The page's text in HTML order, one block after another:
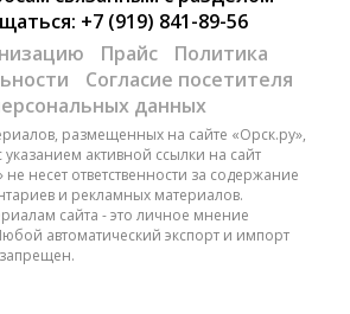
+7 (919) 841-89-56
Прайс
Политика
Согласие посетителя
данных
размещенных на сайте «Орск.ру»,
указанием активной ссылки на сайт
несет ответственности за содержание
и рекламных материалов.
сайта - это личное мнение
автоматический экспорт и импорт